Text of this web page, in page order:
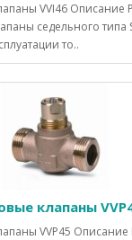
VVI46 Описание
седельного типа
то..
клапаны
VVP45